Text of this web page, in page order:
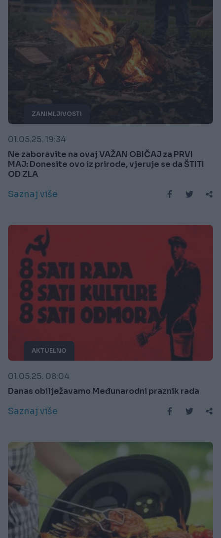
ZANIMLJIVOSTI
01.05.25. 19:34
Ne zaboravite na ovaj VAŽAN OBIČAJ za PRVI
MAJ: Donesite ovo iz prirode, vjeruje se da ŠTITI
OD ZLA
Saznaj više
AKTUELNO
01.05.25. 08:04
Danas obilježavamo Međunarodni praznik rada
Saznaj više